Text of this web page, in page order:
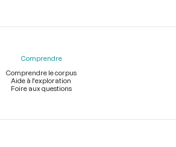
Comprendre
Comprendre le corpus
Aide à l'exploration
Foire aux questions